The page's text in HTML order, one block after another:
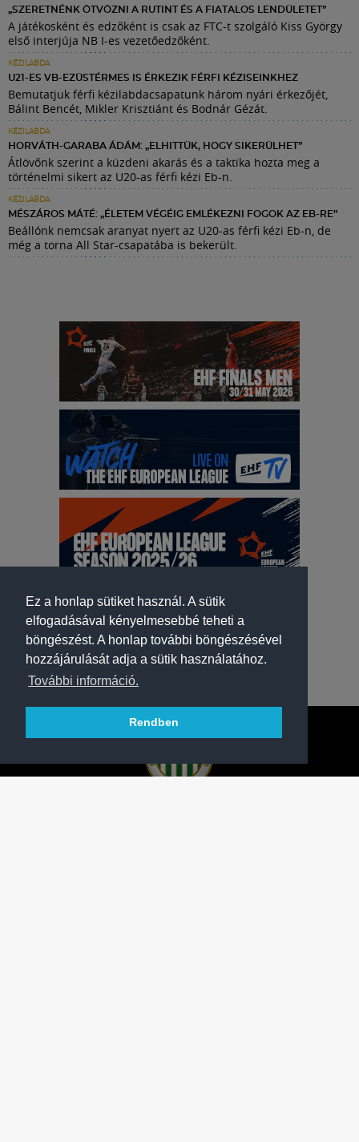
Ez a honlap sütiket használ. A sütik
elfogadásával kényelmesebbé teheti a
böngészést. A honlap további böngészésével
hozzájárulását adja a sütik használatához.
További információ.
Rendben
„SZERETNÉNK ÖTVÖZNI A RUTINT ÉS A FIATALOS LENDÜLETET”
A játékosként és edzőként is csak az FTC-t szolgáló Kiss György
első interjúja NB I-es vezetőedzőként.
KÉZILABDA
U21-ES VB-EZÜSTÉRMES IS ÉRKEZIK FÉRFI KÉZISEINKHEZ
Bemutatjuk férfi kézilabdacsapatunk három nyári érkezőjét,
Bálint Bencét, Mikler Krisztiánt és Bodnár Gézát.
KÉZILABDA
HORVÁTH-GARABA ÁDÁM: „ELHITTÜK, HOGY SIKERÜLHET”
Átlövőnk szerint a küzdeni akarás és a taktika hozta meg a
történelmi sikert az U20-as férfi kézi Eb-n.
KÉZILABDA
MÉSZÁROS MÁTÉ: „ÉLETEM VÉGÉIG EMLÉKEZNI FOGOK AZ EB-RE”
Beállónk nemcsak aranyat nyert az U20-as férfi kézi Eb-n, de
még a torna All Star-csapatába is bekerült.